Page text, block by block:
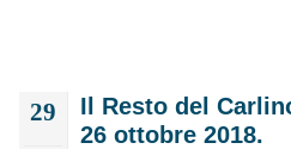
29
Il Resto del
26 ottobre 2018.